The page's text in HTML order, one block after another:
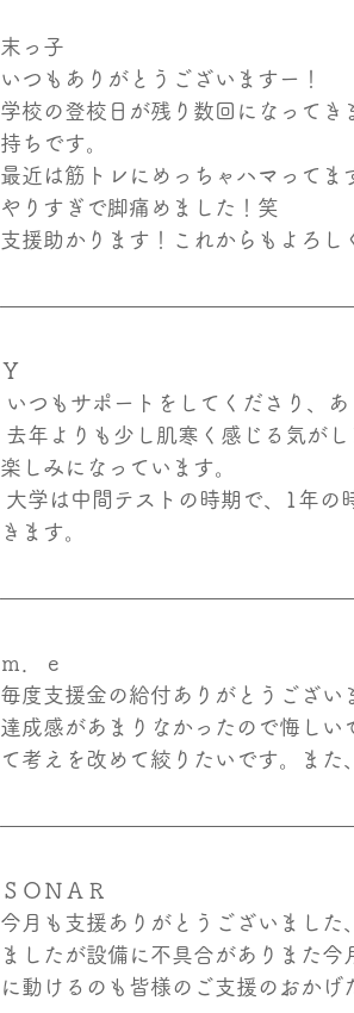
末っ子
いつもありがとうございますー！
学校の登校日が残り数回になって
持ちです。
最近は筋トレにめっちゃハマってま
やりすぎで脚痛めました！笑
支援助かります！これからもよろし
Ｙ
いつもサポートをしてくださり、あ
楽しみになっています。
きます。
ｍ．ｅ
毎度支援金の給付ありがとうござい
達成感があまりなかったので悔し
て考えを改めて絞りたいです。また
ＳＯＮＡＲ
今月も支援ありがとうございまし
ましたが設備に不具合がありまた
に動けるのも皆様のご支援のおかげ